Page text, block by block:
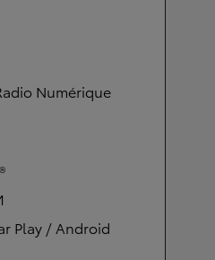
Numérique
Play / Android